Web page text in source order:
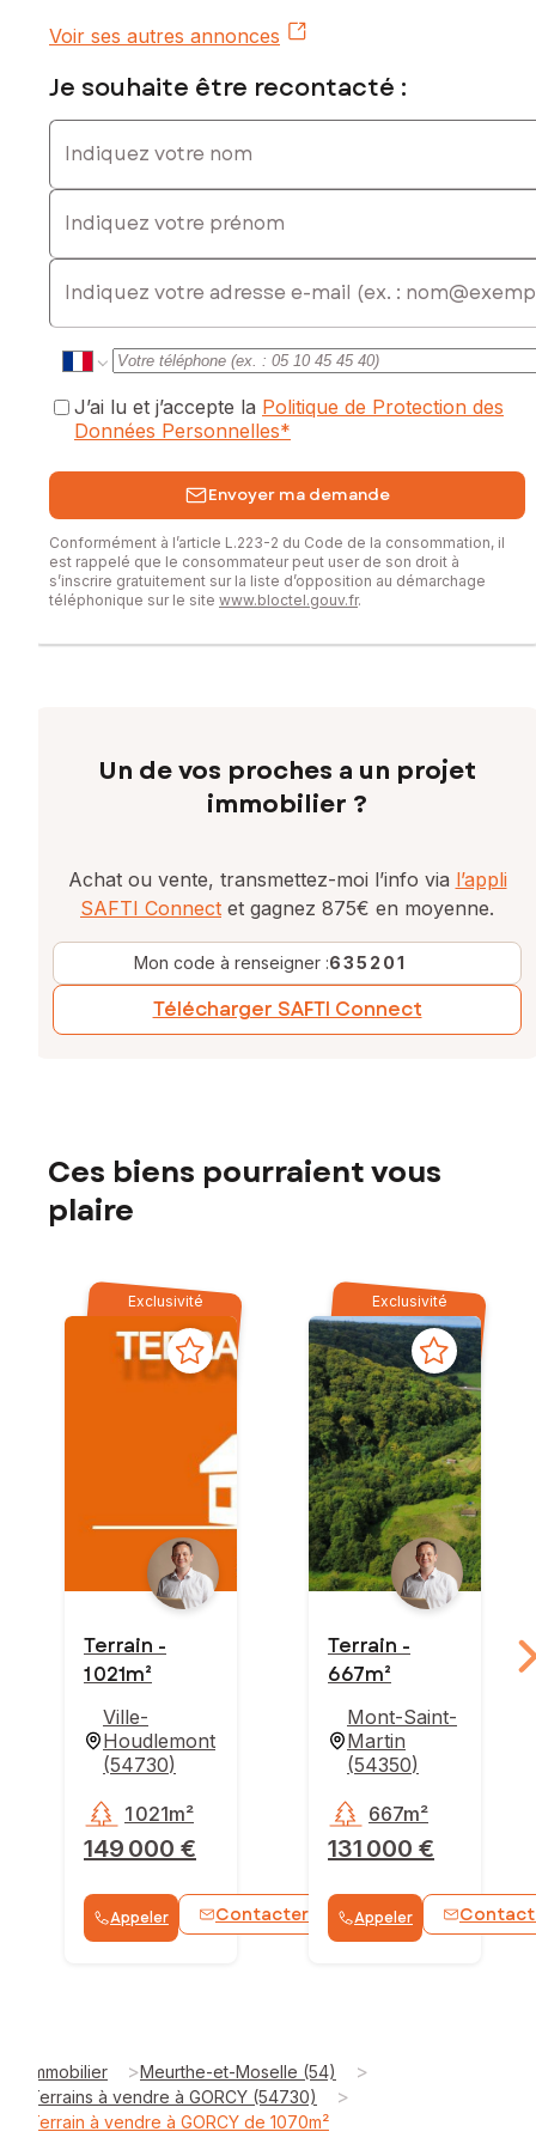
commercial immatriculé au RSAC de VAL DE BRIEY sous le
numéro 828 637 017
Voir ses autres annonces
Je souhaite être recontacté :
Indiquez votre nom
Indiquez votre prénom
E-mail
J’ai lu et j’accepte la Politique de Protection des
Données Personnelles*
Envoyer ma demande
Conformément à l’article L.223-2 du Code de la consommation, il
est rappelé que le consommateur peut user de son droit à
s’inscrire gratuitement sur la liste d’opposition au démarchage
téléphonique sur le site www.bloctel.gouv.fr.
Un de vos proches a un projet
immobilier ?
Achat ou vente, transmettez-moi l’info via l’appli
SAFTI Connect et gagnez 875€ en moyenne.
Mon code à renseigner :635201
Télécharger SAFTI Connect
Ces biens pourraient vous
plaire
Exclusivité
Terrain -
1 021m²
Ville-
Houdlemont
(54730)
149 000 €
1 021m²
Appeler Contacter WhatsApp
Exclusivité
Terrain -
667m²
Mont-Saint-
Martin
(54350)
131 000 €
667m²
Appeler
Immobilier >Meurthe-et-Moselle (54) >
Terrains à vendre à GORCY (54730) >
Terrain à vendre à GORCY de 1070m²